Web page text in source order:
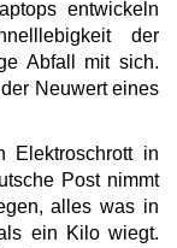
entwickeln
der
Abfall mit sich.
Neuwert eines
Elektroschrott in
Post nimmt
alles was in
ein Kilo wiegt.